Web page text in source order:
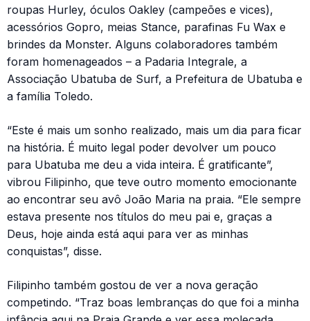
roupas Hurley, óculos Oakley (campeões e vices),
acessórios Gopro, meias Stance, parafinas Fu Wax e
brindes da Monster. Alguns colaboradores também
foram homenageados – a Padaria Integrale, a
Associação Ubatuba de Surf, a Prefeitura de Ubatuba e
a família Toledo.
“Este é mais um sonho realizado, mais um dia para ficar
na história. É muito legal poder devolver um pouco
para Ubatuba me deu a vida inteira. É gratificante”,
vibrou Filipinho, que teve outro momento emocionante
ao encontrar seu avô João Maria na praia. “Ele sempre
estava presente nos títulos do meu pai e, graças a
Deus, hoje ainda está aqui para ver as minhas
conquistas”, disse.
Filipinho também gostou de ver a nova geração
competindo. “Traz boas lembranças do que foi a minha